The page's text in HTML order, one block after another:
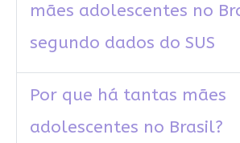
mães adolescentes no
segundo dados do SUS
Por que há tantas mães
adolescentes no Brasil?